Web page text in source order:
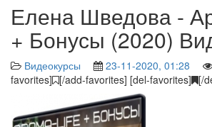
Елена Шведова -
+ Бонусы (2020)
Видеокурсы 23-11-2020, 01:28
favorites] [/add-favorites] [del-favorites] [/